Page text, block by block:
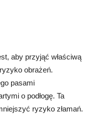
aby przyjąć właściwą
obrażeń.
pasami
o podłogę. Ta
ryzyko złamań.